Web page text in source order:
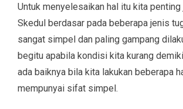
Untuk menyelesaikan hal itu kita
Skedul berdasar pada beberapa jenis
sangat simpel dan paling gampang
begitu apabila kondisi kita kurang
ada baiknya bila kita lakukan beberapa
mempunyai sifat simpel.